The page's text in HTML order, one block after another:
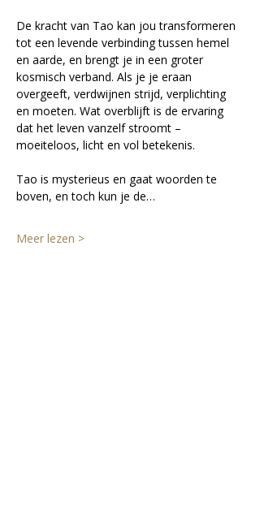
De kracht van Tao kan jou transformeren
tot een levende verbinding tussen hemel
en aarde, en brengt je in een groter
kosmisch verband. Als je je eraan
overgeeft, verdwijnen strijd, verplichting
en moeten. Wat overblijft is de ervaring
dat het leven vanzelf stroomt –
moeiteloos, licht en vol betekenis.
Tao is mysterieus en gaat woorden te
boven, en toch kun je de…
Meer lezen >